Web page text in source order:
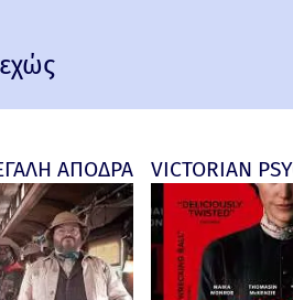
ΑΠΟΔΡΑΣΗ (Jumanji:
VICTORIAN